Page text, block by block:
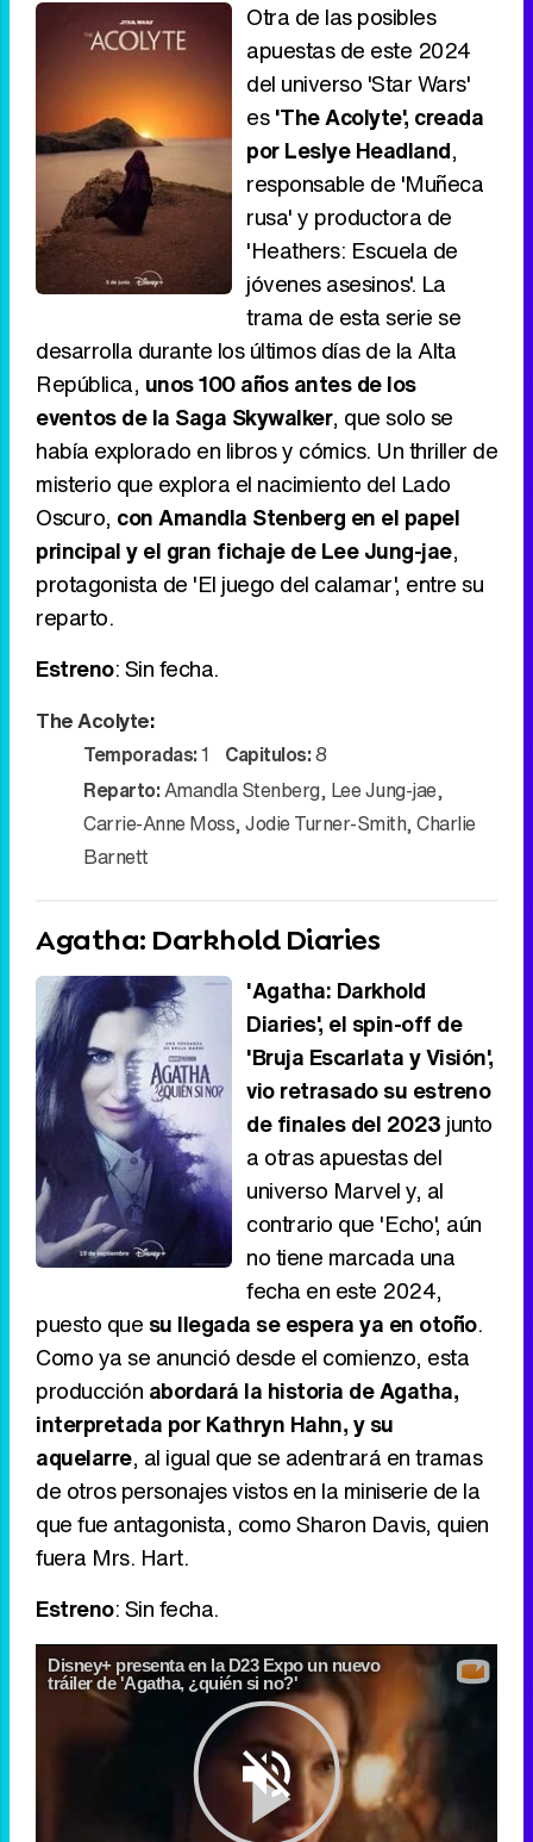
Otra de las posibles
apuestas de este 2024
del universo 'Star Wars'
es'The Acolyte', creada
por Leslye Headland,
responsable de 'Muñeca
rusa' y productora de
'Heathers: Escuela de
jóvenes asesinos'. La
trama de esta serie se
desarrolla durante los últimos días de la Alta
República, unos 100 años antes de los
eventos de la Saga Skywalker, que solo se
había explorado en libros y cómics. Un thriller de
misterio que explora el nacimiento del Lado
Oscuro, con Amandla Stenberg en el papel
principal y el gran fichaje de Lee Jung-jae,
protagonista de 'El juego del calamar', entre su
reparto.
Estreno: Sin fecha.
The Acolyte:
Temporadas:1 Capitulos:8
Reparto:Amandla Stenberg, Lee Jung-jae,
Carrie-Anne Moss,Jodie Turner-Smith,Charlie
Barnett
Agatha: Darkhold Diaries
'Agatha: Darkhold
Diaries', el spin-off de
'Bruja Escarlata y Visión',
vio retrasado su estreno
de finales del 2023 junto
a otras apuestas del
universo Marvel y, al
contrario que 'Echo', aún
no tiene marcada una
fecha en este 2024,
puesto que su llegada se espera ya en otoño.
Como ya se anunció desde el comienzo, esta
producción abordará la historia de Agatha,
interpretada por Kathryn Hahn, y su
aquelarre, al igual que se adentrará en tramas
de otros personajes vistos en la miniserie de la
que fue antagonista, como Sharon Davis, quien
fuera Mrs. Hart.
Estreno: Sin fecha.
Disney+ presenta en la D23 Expo un nuevo
tráiler de 'Agatha, ¿quién si no?'